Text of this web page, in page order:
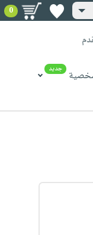
0
جديد